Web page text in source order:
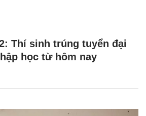
Thí sinh trúng tuyển đại
học từ hôm nay